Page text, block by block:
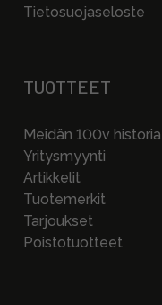
Tietosuojaseloste
TUOTTEET
Meidän 100v historia
Yritysmyynti
Artikkelit
Tuotemerkit
Tarjoukset
Poistotuotteet